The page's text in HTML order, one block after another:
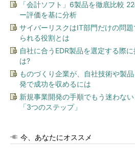
「会計ソフト」6製品を徹底比較
ー評価を基に分析
サイバーリスクはIT部門だけの問
られる役割とは
自社に合うEDR製品を選定する際
は?
ものづくり企業が、自社技術や製
発で成功を収めるには
新規事業開発の手順でもう迷わな
「3つのステップ」
今、あなたにオススメ